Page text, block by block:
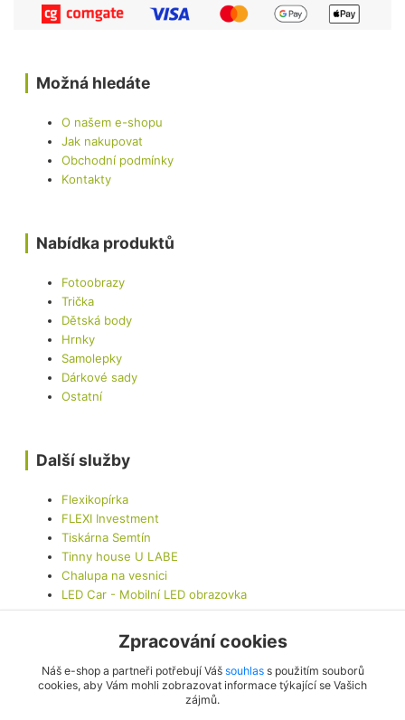
Možná hledáte
O našem e-shopu
Jak nakupovat
Obchodní podmínky
Kontakty
Nabídka produktů
Fotoobrazy
Trička
Dětská body
Hrnky
Samolepky
Dárkové sady
Ostatní
Další služby
Flexikopírka
FLEXI Investment
Tiskárna Semtín
Tinny house U LABE
Chalupa na vesnici
LED Car - Mobilní LED obrazovka
Zpracování cookies
Náš e-shop a partneři potřebují Váš souhlass použitím souborů
cookies, aby Vám mohli zobrazovat informace týkající se Vašich
zájmů.